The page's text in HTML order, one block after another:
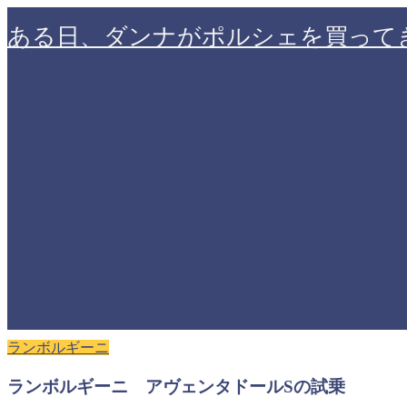
ある日、ダンナがポルシェを買って
ランボルギーニ
ランボルギーニ アヴェンタドールSの試乗